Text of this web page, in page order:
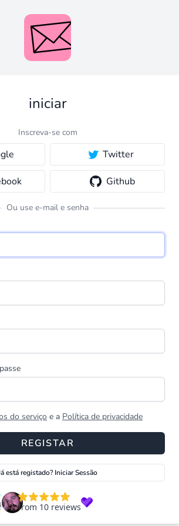
iniciar
Inscreva-se com
Twitter
Github
Ou use e-mail e senha
do serviço e a Política de privacidade
REGISTAR
está registado? Iniciar Sessão
from 10 reviews